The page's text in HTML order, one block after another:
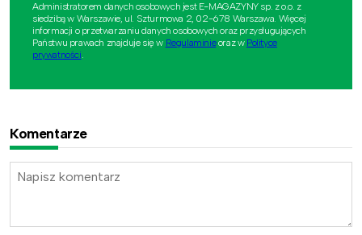
Administratorem danych osobowych jest E-MAGAZYNY sp. z o.o. z
siedzibą w Warszawie, ul. Szturmowa 2, 02-678 Warszawa. Więcej
informacji o przetwarzaniu danych osobowych oraz przysługujących
Państwu prawach znajduje się w Regulaminieoraz w Polityce
prywatności.
Komentarze